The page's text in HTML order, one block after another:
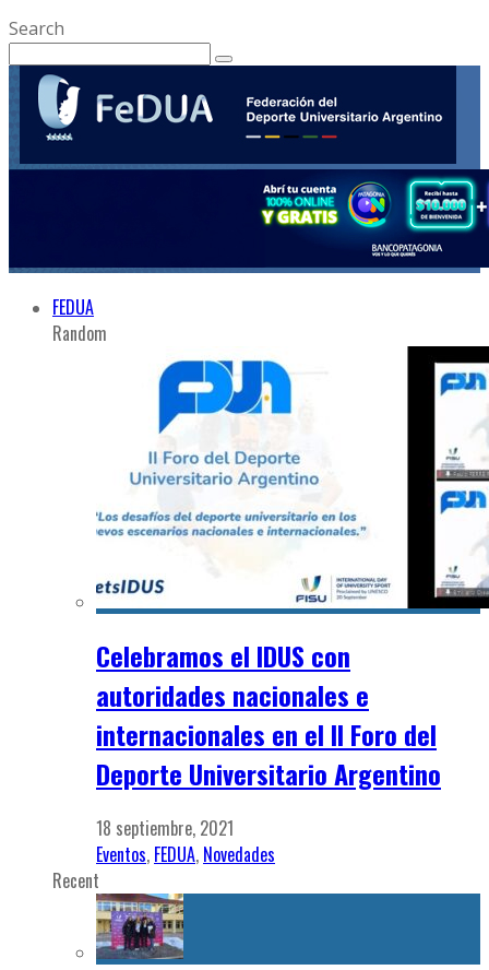
Search
FEDUA
Random
Celebramos el IDUS con
autoridades nacionales e
internacionales en el II Foro del
Deporte Universitario Argentino
18 septiembre, 2021
Eventos, FEDUA, Novedades
Recent